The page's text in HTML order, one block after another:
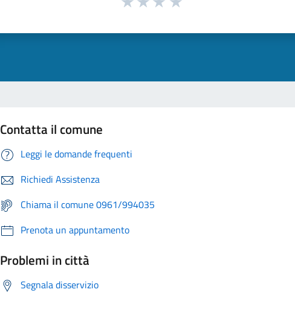
Contatta il comune
Leggi le domande frequenti
Richiedi Assistenza
Chiama il comune 0961/994035
Prenota un appuntamento
Problemi in città
Segnala disservizio